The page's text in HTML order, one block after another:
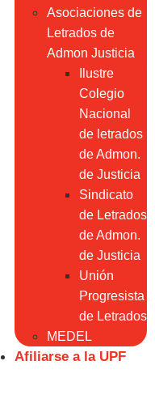
Asociaciones de
Letrados de
Admon Justicia
Ilustre
Colegio
Nacional
de letrados
de Admon.
de Justicia
Sindicato
de Letrados
de Admon.
de Justicia
Unión
Progresista
de Letrados
MEDEL
Afiliarse a la UPF